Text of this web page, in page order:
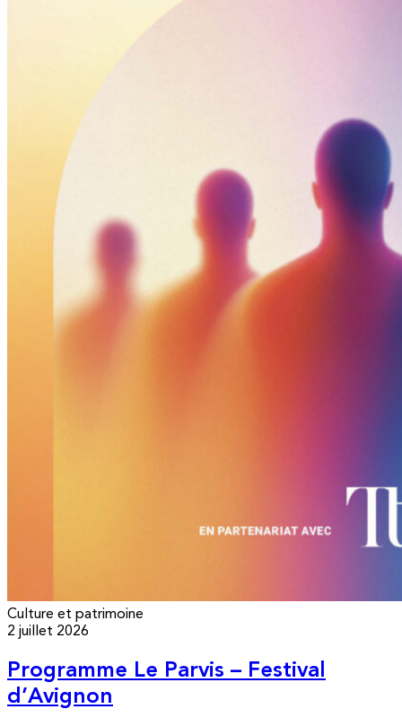
Culture et patrimoine
2 juillet 2026
Programme Le Parvis – Festival
d’Avignon